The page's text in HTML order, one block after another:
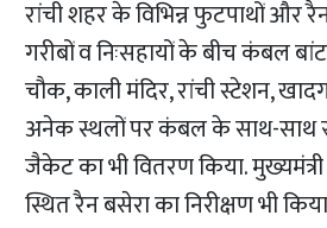
रांची शहर के विभिन्न फुटपाथों और
गरीबों व निःसहायों के बीच कंबल
चौक, काली मंदिर, रांची स्टेशन,
अनेक स्थलों पर कंबल के साथ-साथ
जैकेट का भी वितरण किया.
स्थित रैन बसेरा का निरीक्षण भी